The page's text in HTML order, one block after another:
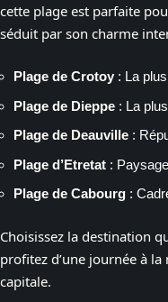
cette plage est parfaite
séduit par son charme
Plage de Crotoy : La
Plage de Dieppe : La
Plage de Deauville :
Plage d’Etretat :
Plage de Cabourg :
Choisissez la destination
profitez d’une journée à
capitale.